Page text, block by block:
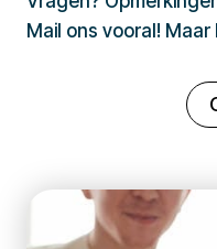
Mail ons vooral! Maar